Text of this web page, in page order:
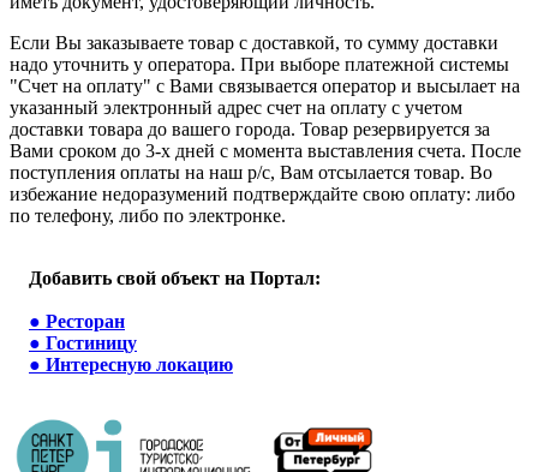
Если Вы заказываете товар с доставкой, то сумму доставки
надо уточнить у оператора. При выборе платежной системы
"Счет на оплату" с Вами связывается оператор и высылает на
указанный электронный адрес счет на оплату с учетом
доставки товара до вашего города. Товар резервируется за
Вами сроком до 3-х дней с момента выставления счета. После
поступления оплаты на наш р/с, Вам отсылается товар. Во
избежание недоразумений подтверждайте свою оплату: либо
по телефону, либо по электронке.
Добавить свой объект на Портал:
● Ресторан
● Гостиницу
● Интересную локацию